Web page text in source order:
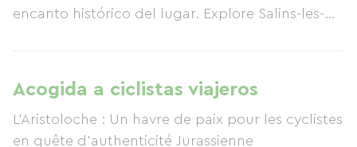
encanto histórico del lugar. Explore Salins-les-
serenidad en el corazón del casco antiguo.
Acogida a ciclistas viajeros
L'Aristoloche : Un havre de paix pour les cyclistes
en quête d'authenticité Jurassienne